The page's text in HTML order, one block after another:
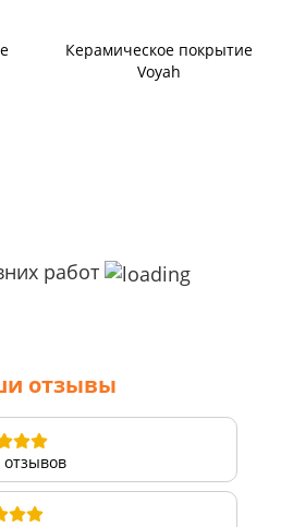
Керамическое покрытие
Voyah
работ
отзывы
отзывов